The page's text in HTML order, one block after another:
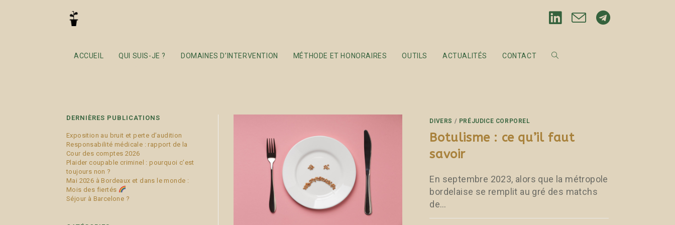
ACCUEIL QUI SUIS-JE ? DOMAINES D’INTERVENTION MÉTHODE ET HONORAIRES OUTILS ACTUALITÉS CONTACT
intoxication
DERNIÈRES PUBLICATIONS
Exposition au bruit et perte d’audition
Responsabilité médicale : rapport de la
Cour des comptes 2026
Plaider coupable criminel : pourquoi c’est
toujours non ?
Mai 2026 à Bordeaux et dans le monde :
Mois des fiertés
Séjour à Barcelone ?
DIVERS / PRÉJUDICE CORPOREL
Botulisme : ce qu’il faut
savoir
En septembre 2023, alors que la métropole
bordelaise se remplit au gré des matchs
de…